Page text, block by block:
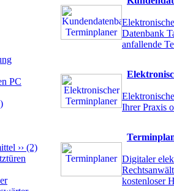
PC
›› (2)
Datenbank
anfallende
Ihrer Praxis
Digitaler
kostenloser